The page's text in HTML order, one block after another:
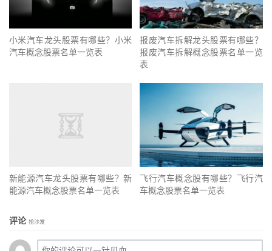
小米汽车龙头股票有哪些？小米
汽车概念股票名单一览表
报废汽车拆解龙头股票有哪些？
报废汽车拆解概念股票名单一览
表
新能源汽车龙头股票有哪些？新
能源汽车概念股票名单一览表
飞行汽车概念股有哪些？飞行汽
车概念股票名单一览表
评论 抢沙发